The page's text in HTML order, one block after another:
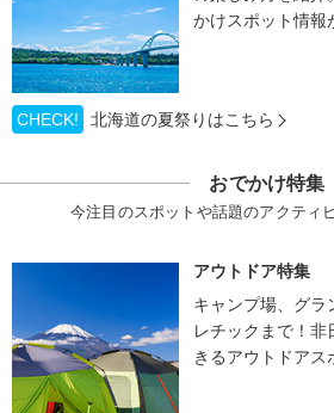
かけスポット情報
CHECK! 北海道の夏祭りはこちら
おでかけ特集
今注目のスポットや話題のアクティ
アウトドア特集
キャンプ場、グラ
レチックまで！
きるアウトドアス